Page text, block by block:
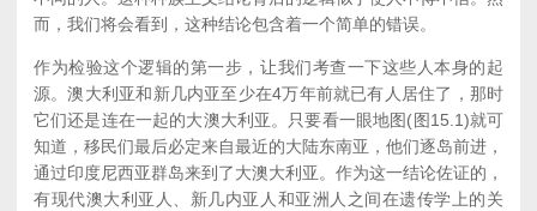
而，我们将会看到，这种结论包含着一个简单的错误。
作为检验这个逻辑的第一步，让我们考查一下这些人本身的起
源。澳大利亚和新几内亚至少在4万年前就已有人居住了，那时
它们还是连在一起的大澳大利亚。只要看一眼地图(图15.1)就可
知道，移民们最后必定来自最近的大陆东南亚，他们逐岛前进，
通过印度尼西亚群岛来到了大澳大利亚。作为这一结论佐证的，
有现代澳大利亚人、新几内亚人和亚洲人之间在遗传学上的关